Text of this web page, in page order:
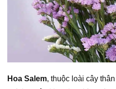
Hoa Salem, thuộc loài cây